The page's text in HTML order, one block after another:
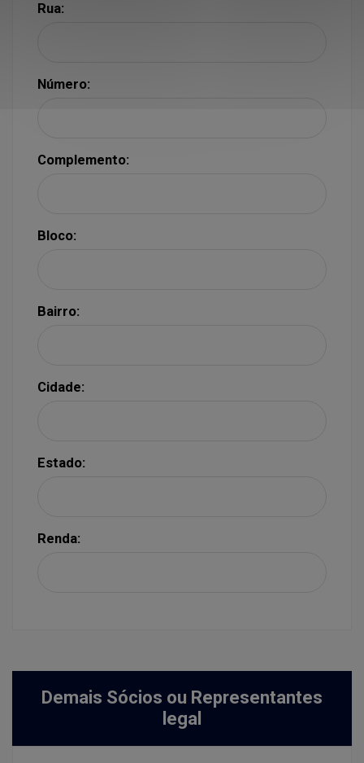
Rua:
Número:
Complemento:
Bloco:
Bairro:
Cidade:
Estado:
Renda:
Demais Sócios ou Representantes
legal